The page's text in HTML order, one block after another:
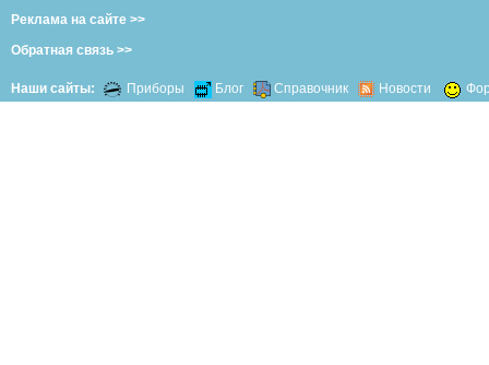
Реклама на сайте >>
Обратная связь >>
Наши сайты: Приборы Блог Справочник Новости